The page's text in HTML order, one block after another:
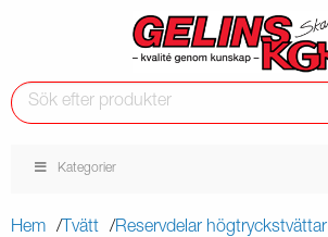
Kategorier
Hem Tvätt Reservdelar högtryckstvättar